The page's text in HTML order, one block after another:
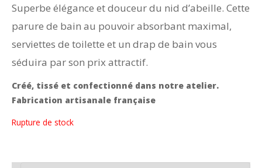
Superbe élégance et douceur du nid d’abeille. Cette
parure de bain au pouvoir absorbant maximal,
serviettes de toilette et un drap de bain vous
séduira par son prix attractif.
Créé, tissé et confectionné dans notre atelier.
Fabrication artisanale française
Rupture de stock